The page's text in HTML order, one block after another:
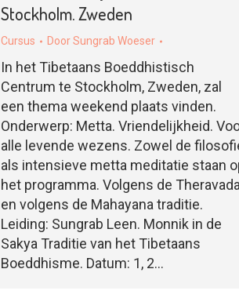
Stockholm. Zweden
Cursus DoorSungrab Woeser
In het Tibetaans Boeddhistisch
Centrum te Stockholm, Zweden, zal
een thema weekend plaats vinden.
Onderwerp: Metta. Vriendelijkheid.
alle levende wezens. Zowel de
als intensieve metta meditatie staan
het programma. Volgens de Theravada
en volgens de Mahayana traditie.
Leiding: Sungrab Leen. Monnik in de
Sakya Traditie van het Tibetaans
Boeddhisme. Datum: 1, 2…